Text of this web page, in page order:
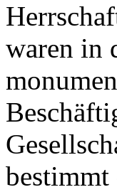
waren in